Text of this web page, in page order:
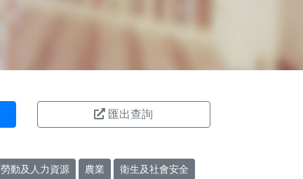
匯出查詢
勞動及人力資源 農業 衛生及社會安全